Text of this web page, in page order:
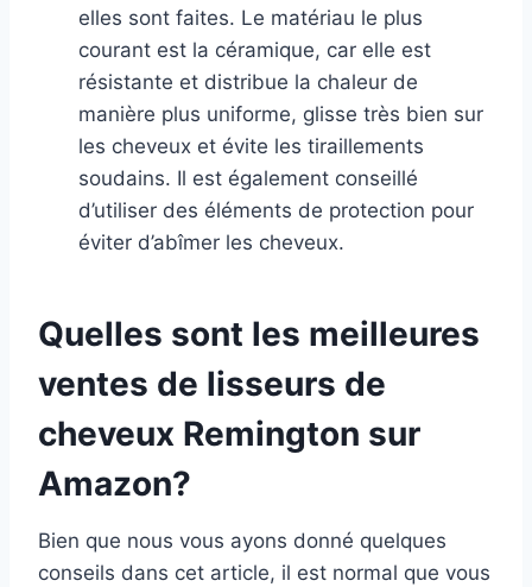
elles sont faites. Le matériau le plus
courant est la céramique, car elle est
résistante et distribue la chaleur de
manière plus uniforme, glisse très bien sur
les cheveux et évite les tiraillements
soudains. Il est également conseillé
d’utiliser des éléments de protection pour
éviter d’abîmer les cheveux.
Quelles sont les meilleures
ventes de lisseurs de
cheveux Remington sur
Amazon?
Bien que nous vous ayons donné quelques
conseils dans cet article, il est normal que vous